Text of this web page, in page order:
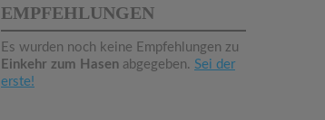
EMPFEHLUNGEN
Es wurden noch keine Empfehlungen zu
Einkehr zum Hasen abgegeben. Sei der
erste!